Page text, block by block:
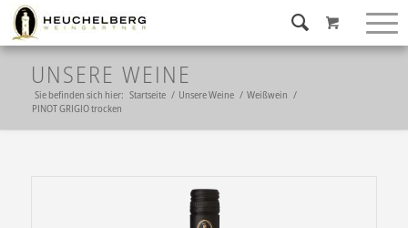
UNSERE WEINE
Sie befinden sich hier: Startseite / Unsere Weine / Weißwein /
PINOT GRIGIO trocken